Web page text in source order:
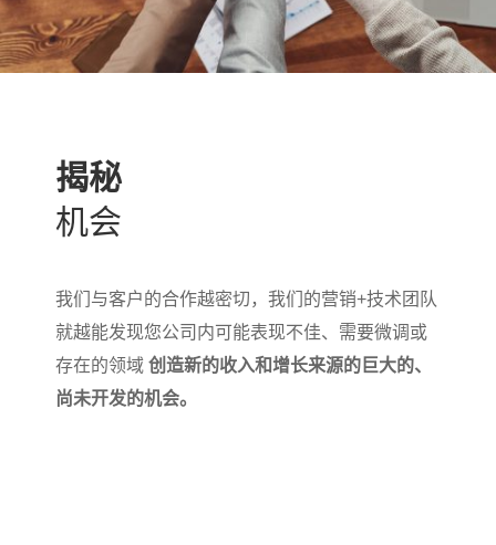
揭秘
机会
我们与客户的合作越密切，我们的营销+技术团队
就越能发现您公司内可能表现不佳、需要微调或
存在的领域 创造新的收入和增长来源的巨大的、
尚未开发的机会。